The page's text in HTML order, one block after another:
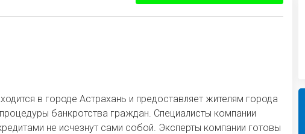
в городе Астрахань и предоставляет жителям города
банкротства граждан. Специалисты компании
не исчезнут сами собой. Эксперты компании готовы